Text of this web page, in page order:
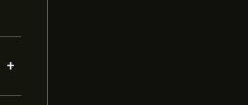
+